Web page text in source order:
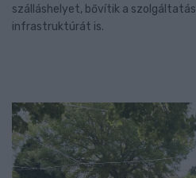
szálláshelyet, bővítik a
infrastruktúrát is.